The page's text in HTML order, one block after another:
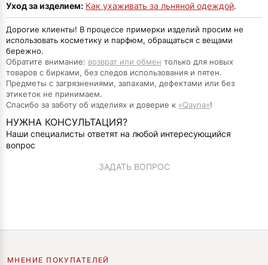
Уход за изделием: Как ухаживать за льняной одеждой.
Дорогие клиенты! В процессе примерки изделий просим не
использовать косметику и парфюм, обращаться с вещами
бережно.
Обратите внимание: возврат или обмен только для новых
товаров с бирками, без следов использования и пятен.
Предметы с загрязнениями, запахами, дефектами или без
этикеток не принимаем.
Спасибо за заботу об изделиях и доверие к «Qayna»!
НУЖНА КОНСУЛЬТАЦИЯ?
Наши специалисты ответят на любой интересующийся
вопрос
ЗАДАТЬ ВОПРОС
МНЕНИЕ ПОКУПАТЕЛЕЙ